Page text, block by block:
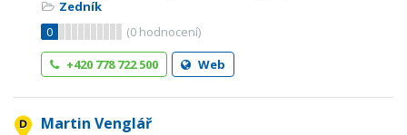
Zedník
0
(0 hodnocení)
+420 778 722 500
Web
Martin Venglář